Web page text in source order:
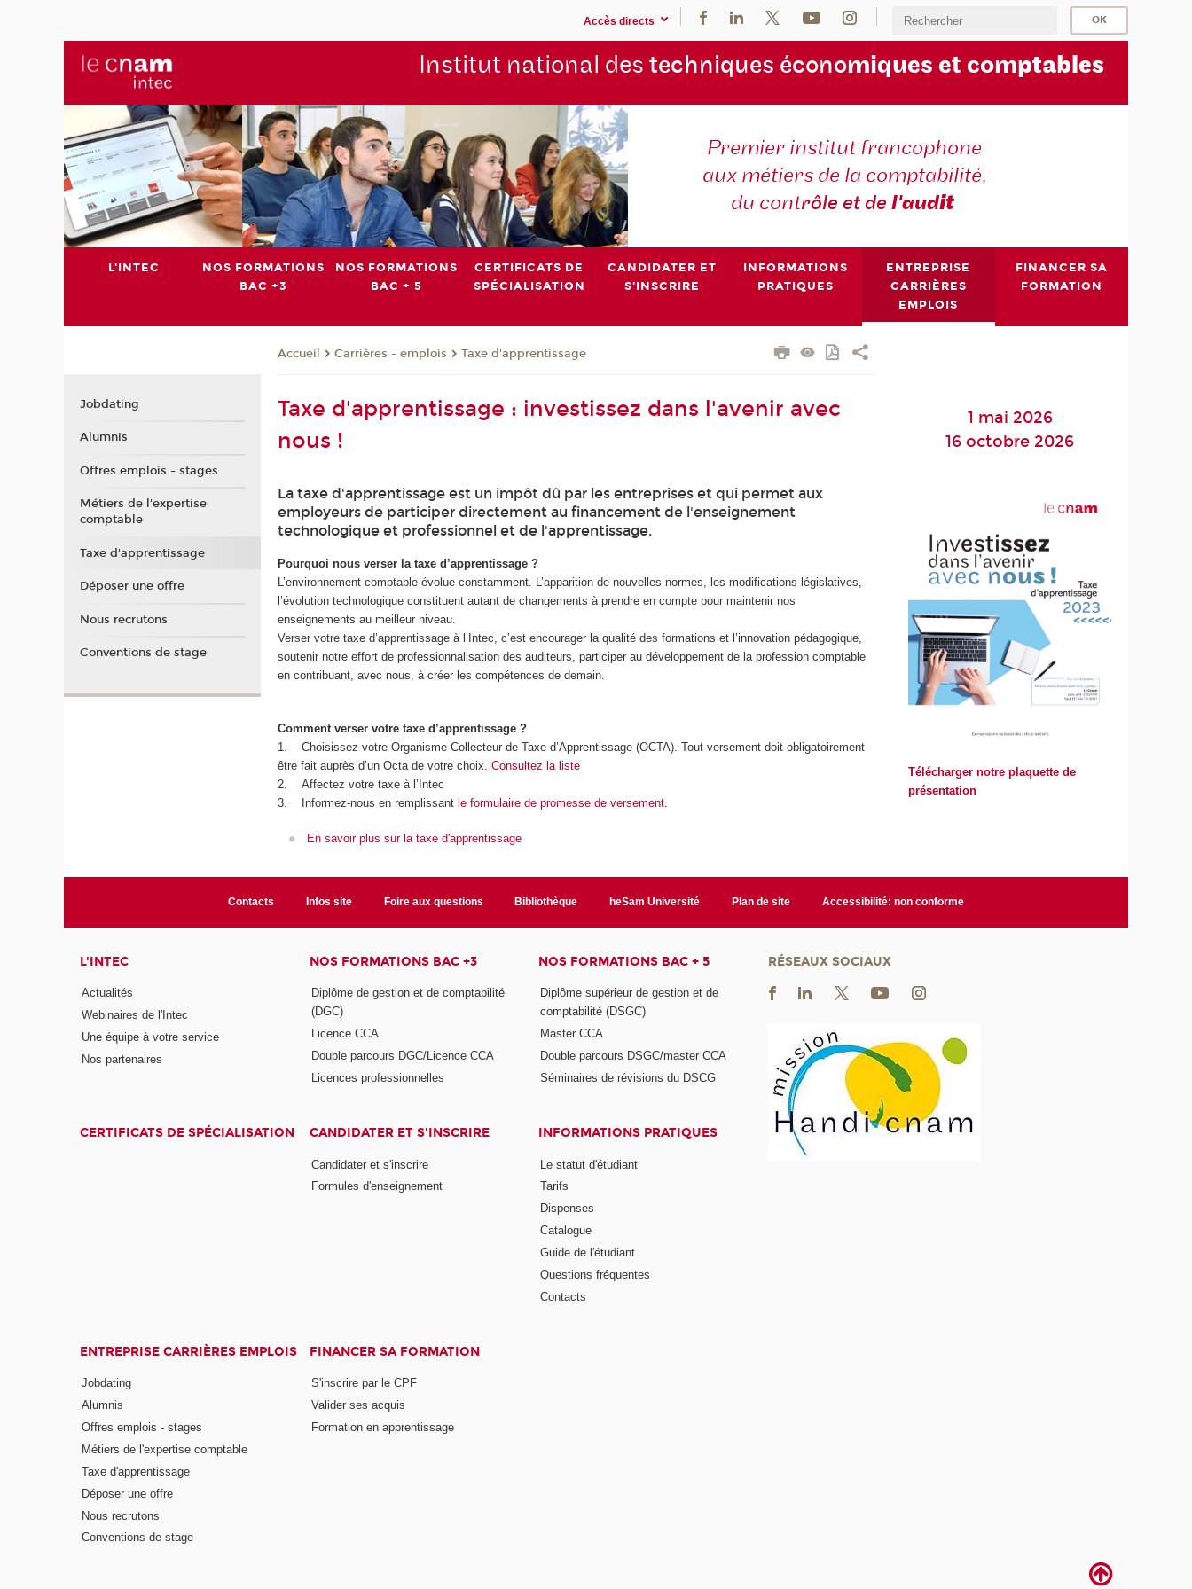
Accès directs
Institut national des techniques économiques et comptables
Premier institut francophone
aux métiers de la comptabilité,
du contrôle et del'audit
L'INTEC
NOS FORMATIONS
BAC +3
NOS FORMATIONS
BAC + 5
CERTIFICATS DE
SPÉCIALISATION
CANDIDATER ET
S'INSCRIRE
INFORMATIONS
PRATIQUES
ENTREPRISE
CARRIÈRES
EMPLOIS
FINANCER SA
FORMATION
Accueil Carrières - emplois Taxe d'apprentissage
Taxe d'apprentissage : investissez dans l'avenir avec
nous !
La taxe d'apprentissage est un impôt dû par les entreprises et qui permet aux
employeurs de participer directement au financement de l'enseignement
technologique et professionnel et de l'apprentissage.
Pourquoi nous verser la taxe d’apprentissage ?
L’environnement comptable évolue constamment. L’apparition de nouvelles normes, les modifications législatives,
l’évolution technologique constituent autant de changements à prendre en compte pour maintenir nos
enseignements au meilleur niveau.
Verser votre taxe d’apprentissage à l’Intec, c’est encourager la qualité des formations et l’innovation pédagogique,
soutenir notre effort de professionnalisation des auditeurs, participer au développement de la profession comptable
en contribuant, avec nous, à créer les compétences de demain.
Comment verser votre taxe d’apprentissage ?
1. Choisissez votre Organisme Collecteur de Taxe d’Apprentissage (OCTA). Tout versement doit obligatoirement
être fait auprès d’un Octa de votre choix.Consultez la liste
2. Affectez votre taxe à l’Intec
3. Informez-nous en remplissant le formulaire de promesse de versement
En savoir plus sur la taxe d'apprentissage
1 mai 2026
16 octobre 2026
Télécharger notre plaquette de
présentation
Jobdating
Alumnis
Offres emplois - stages
Métiers de l'expertise
comptable
Taxe d'apprentissage
Déposer une offre
Nous recrutons
Conventions de stage
Contacts Infos site Foire aux questions Bibliothèque heSam Université Plan de site Accessibilité: non conforme
L'INTEC
Actualités
Webinaires de l'Intec
Une équipe à votre service
Nos partenaires
NOS FORMATIONS BAC +3
Diplôme de gestion et de comptabilité
(DGC)
Licence CCA
Double parcours DGC/Licence CCA
Licences professionnelles
NOS FORMATIONS BAC + 5
Diplôme supérieur de gestion et de
comptabilité (DSGC)
Master CCA
Double parcours DSGC/master CCA
Séminaires de révisions du DSCG
CERTIFICATS DE SPÉCIALISATION CANDIDATER ET S'INSCRIRE
Candidater et s'inscrire
Formules d'enseignement
INFORMATIONS PRATIQUES
Le statut d'étudiant
Tarifs
Dispenses
Catalogue
Guide de l'étudiant
Questions fréquentes
Contacts
ENTREPRISE CARRIÈRES EMPLOIS
Jobdating
Alumnis
Offres emplois - stages
Métiers de l'expertise comptable
Taxe d'apprentissage
Déposer une offre
Nous recrutons
Conventions de stage
FINANCER SA FORMATION
S'inscrire par le CPF
Valider ses acquis
Formation en apprentissage
RÉSEAUX SOCIAUX